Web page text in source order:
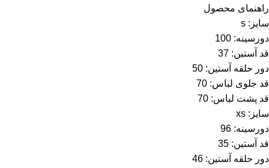
راهنمای محصول
سایز: s
دورسینه: 100
قد آستین: 37
دور حلقه آستین: 50
قد جلوی لباس: 70
قد پشت لباس: 70
سایز: xs
دورسینه: 96
قد آستین: 35
دور حلقه آستین: 46